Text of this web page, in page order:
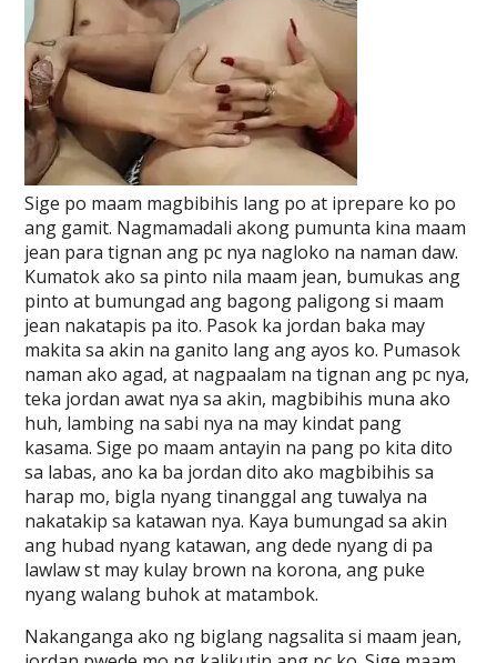
Sige po maam magbibihis lang po at iprepare ko po
ang gamit. Nagmamadali akong pumunta kina maam
jean para tignan ang pc nya nagloko na naman daw.
Kumatok ako sa pinto nila maam jean, bumukas ang
pinto at bumungad ang bagong paligong si maam
jean nakatapis pa ito. Pasok ka jordan baka may
makita sa akin na ganito lang ang ayos ko. Pumasok
naman ako agad, at nagpaalam na tignan ang pc nya,
teka jordan awat nya sa akin, magbibihis muna ako
huh, lambing na sabi nya na may kindat pang
kasama. Sige po maam antayin na pang po kita dito
sa labas, ano ka ba jordan dito ako magbibihis sa
harap mo, bigla nyang tinanggal ang tuwalya na
nakatakip sa katawan nya. Kaya bumungad sa akin
ang hubad nyang katawan, ang dede nyang di pa
lawlaw st may kulay brown na korona, ang puke
nyang walang buhok at matambok.
Nakanganga ako ng biglang nagsalita si maam jean,